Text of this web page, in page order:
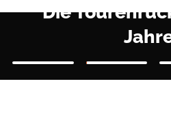
Die